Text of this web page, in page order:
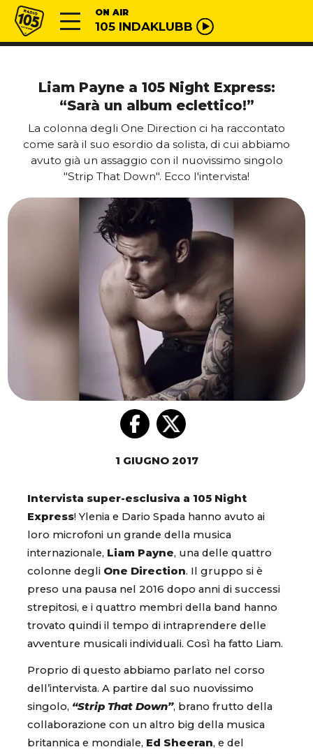
Vai al contenuto
Radio 105 ON AIR
105 INDAKLUBB
Liam Payne a 105 Night Express:
“Sarà un album eclettico!”
La colonna degli One Direction ci ha raccontato
come sarà il suo esordio da solista, di cui abbiamo
avuto già un assaggio con il nuovissimo singolo
"Strip That Down". Ecco l'intervista!
1 GIUGNO 2017
Intervista super-esclusiva a 105 Night
Express! Ylenia e Dario Spada hanno avuto ai
loro microfoni un grande della musica
internazionale, Liam Payne, una delle quattro
colonne degli One Direction. Il gruppo si è
preso una pausa nel 2016 dopo anni di successi
strepitosi, e i quattro membri della band hanno
trovato quindi il tempo di intraprendere delle
avventure musicali individuali. Così ha fatto Liam.
Proprio di questo abbiamo parlato nel corso
dell’intervista. A partire dal suo nuovissimo
singolo, “Strip That Down”, brano frutto della
collaborazione con un altro big della musica
britannica e mondiale, Ed Sheeran, e del